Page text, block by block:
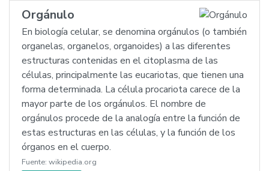
Orgánulo
En biología celular, se denomina orgánulos (o también
organelas, organelos, organoides) a las diferentes
estructuras contenidas en el citoplasma de las
células, principalmente las eucariotas, que tienen una
forma determinada. La célula procariota carece de la
mayor parte de los orgánulos. El nombre de
orgánulos procede de la analogía entre la función de
estas estructuras en las células, y la función de los
órganos en el cuerpo.
Fuente: wikipedia.org